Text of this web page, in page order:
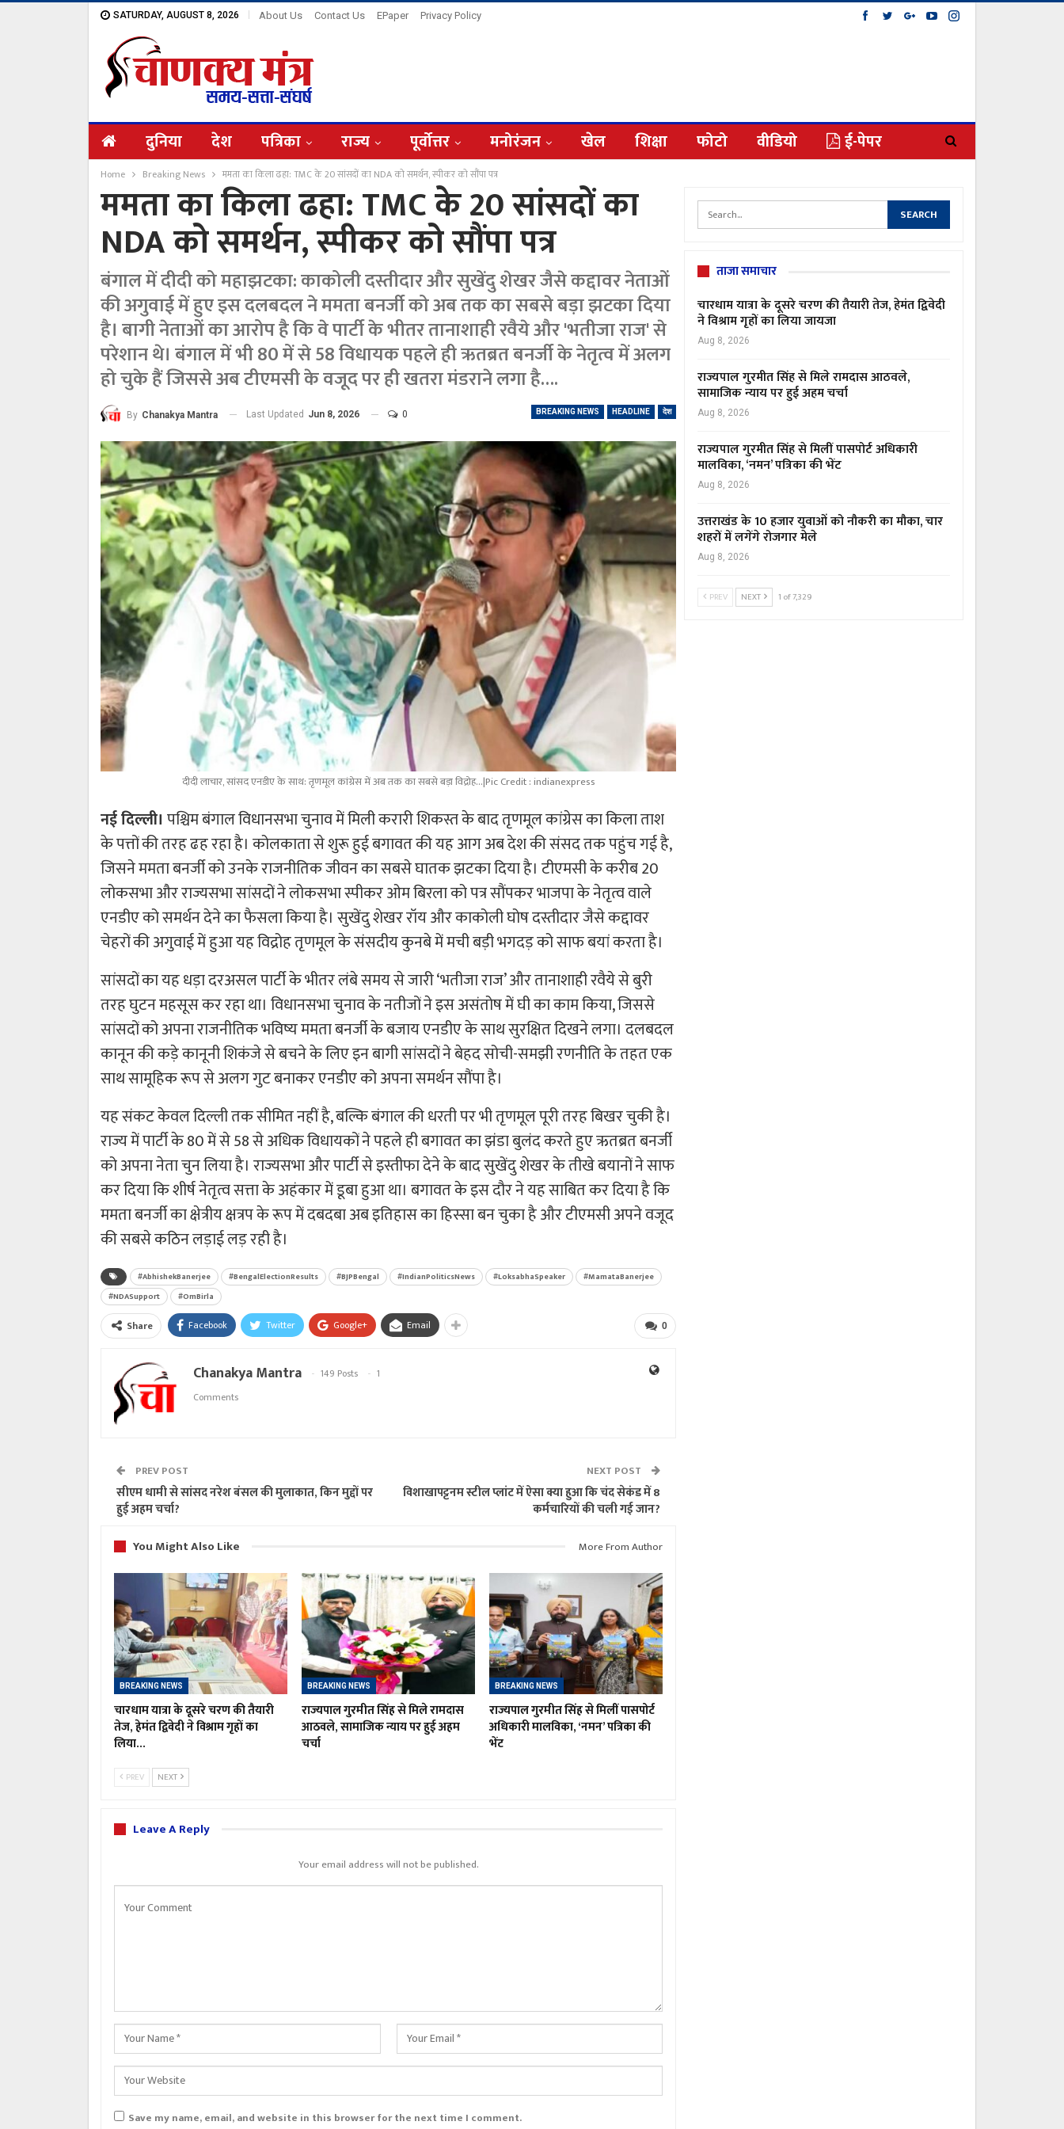
SATURDAY, AUGUST 8, 2026 About Us Contact Us EPaper Privacy Policy
दुनिया देश पत्रिका राज्य पूर्वोत्तर मनोरंजन खेल शिक्षा फोटो वीडियो ई-पेपर
Home Breaking News ममता का किला ढहा: TMC के 20 सांसदों का NDA को समर्थन, स्पीकर को सौंपा पत्र
ममता का किला ढहा: TMC के 20 सांसदों का
NDA को समर्थन, स्पीकर को सौंपा पत्र
बंगाल में दीदी को महाझटका: काकोली दस्तीदार और सुखेंदु शेखर जैसे कद्दावर नेताओं
की अगुवाई में हुए इस दलबदल ने ममता बनर्जी को अब तक का सबसे बड़ा झटका दिया
है। बागी नेताओं का आरोप है कि वे पार्टी के भीतर तानाशाही रवैये और 'भतीजा राज' से
परेशान थे। बंगाल में भी 80 में से 58 विधायक पहले ही ऋतब्रत बनर्जी के नेतृत्व में अलग
हो चुके हैं जिससे अब टीएमसी के वजूद पर ही खतरा मंडराने लगा है….
BREAKING NEWS HEADLINE देश
By Chanakya Mantra Last Updated Jun 8, 2026 0
दीदी लाचार, सांसद एनडीए के साथ: तृणमूल कांग्रेस में अब तक का सबसे बड़ा विद्रोह...|Pic Credit : indianexpress
नई दिल्ली। पश्चिम बंगाल विधानसभा चुनाव में मिली करारी शिकस्त के बाद तृणमूल कांग्रेस का किला ताश
के पत्तों की तरह ढह रहा है। कोलकाता से शुरू हुई बगावत की यह आग अब देश की संसद तक पहुंच गई है,
जिसने ममता बनर्जी को उनके राजनीतिक जीवन का सबसे घातक झटका दिया है। टीएमसी के करीब 20
लोकसभा और राज्यसभा सांसदों ने लोकसभा स्पीकर ओम बिरला को पत्र सौंपकर भाजपा के नेतृत्व वाले
एनडीए को समर्थन देने का फैसला किया है। सुखेंदु शेखर रॉय और काकोली घोष दस्तीदार जैसे कद्दावर
चेहरों की अगुवाई में हुआ यह विद्रोह तृणमूल के संसदीय कुनबे में मची बड़ी भगदड़ को साफ बयां करता है।
सांसदों का यह धड़ा दरअसल पार्टी के भीतर लंबे समय से जारी ‘भतीजा राज’ और तानाशाही रवैये से बुरी
तरह घुटन महसूस कर रहा था। विधानसभा चुनाव के नतीजों ने इस असंतोष में घी का काम किया, जिससे
सांसदों को अपना राजनीतिक भविष्य ममता बनर्जी के बजाय एनडीए के साथ सुरक्षित दिखने लगा। दलबदल
कानून की कड़े कानूनी शिकंजे से बचने के लिए इन बागी सांसदों ने बेहद सोची-समझी रणनीति के तहत एक
साथ सामूहिक रूप से अलग गुट बनाकर एनडीए को अपना समर्थन सौंपा है।
यह संकट केवल दिल्ली तक सीमित नहीं है, बल्कि बंगाल की धरती पर भी तृणमूल पूरी तरह बिखर चुकी है।
राज्य में पार्टी के 80 में से 58 से अधिक विधायकों ने पहले ही बगावत का झंडा बुलंद करते हुए ऋतब्रत बनर्जी
को अपना नेता चुन लिया है। राज्यसभा और पार्टी से इस्तीफा देने के बाद सुखेंदु शेखर के तीखे बयानों ने साफ
कर दिया कि शीर्ष नेतृत्व सत्ता के अहंकार में डूबा हुआ था। बगावत के इस दौर ने यह साबित कर दिया है कि
ममता बनर्जी का क्षेत्रीय क्षत्रप के रूप में दबदबा अब इतिहास का हिस्सा बन चुका है और टीएमसी अपने वजूद
की सबसे कठिन लड़ाई लड़ रही है।
#AbhishekBanerjee #BengalElectionResults #BJPBengal #IndianPoliticsNews #LoksabhaSpeaker
#MamataBanerjee
#NDASupport
#OmBirla
0
Share Facebook Twitter Google+ Email
Chanakya Mantra 149 Posts
1
Comments
PREV POST
सीएम धामी से सांसद नरेश बंसल की मुलाकात, किन मुद्दों पर
हुई अहम चर्चा?
NEXT POST
विशाखापट्टनम स्टील प्लांट में ऐसा क्या हुआ कि चंद सेकंड में 8
कर्मचारियों की चली गई जान?
You Might Also Like
More From Author
BREAKING NEWS
चारधाम यात्रा के दूसरे चरण की तैयारी
तेज, हेमंत द्विवेदी ने विश्राम गृहों का
लिया…
BREAKING NEWS
राज्यपाल गुरमीत सिंह से मिले रामदास
आठवले, सामाजिक न्याय पर हुई अहम
चर्चा
BREAKING NEWS
राज्यपाल गुरमीत सिंह से मिलीं पासपोर्ट
अधिकारी मालविका, ‘नमन’ पत्रिका की
भेंट
PREV NEXT
Leave A Reply
Your email address will not be published.
Save my name, email, and website in this browser for the next time I comment.
ताजा समाचार
चारधाम यात्रा के दूसरे चरण की तैयारी तेज, हेमंत द्विवेदी
ने विश्राम गृहों का लिया जायजा
Aug 8, 2026
राज्यपाल गुरमीत सिंह से मिले रामदास आठवले,
सामाजिक न्याय पर हुई अहम चर्चा
Aug 8, 2026
राज्यपाल गुरमीत सिंह से मिलीं पासपोर्ट अधिकारी
मालविका, ‘नमन’ पत्रिका की भेंट
Aug 8, 2026
उत्तराखंड के 10 हजार युवाओं को नौकरी का मौका, चार
शहरों में लगेंगे रोजगार मेले
Aug 8, 2026
PREV NEXT 1 of 7,329